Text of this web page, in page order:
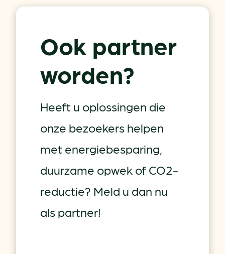
Ook partner
worden?
Heeft u oplossingen die
onze bezoekers helpen
met energiebesparing,
duurzame opwek of CO2-
reductie? Meld u dan nu
als partner!